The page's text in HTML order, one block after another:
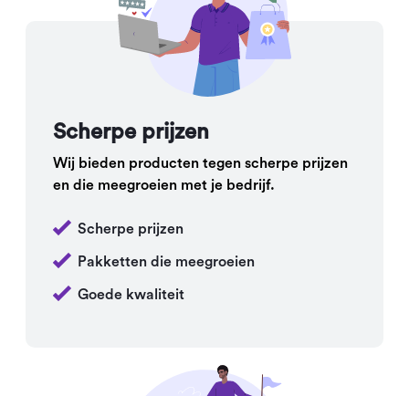
Scherpe prijzen
Wij bieden producten tegen scherpe prijzen
en die meegroeien met je bedrijf.
Scherpe prijzen
Pakketten die meegroeien
Goede kwaliteit